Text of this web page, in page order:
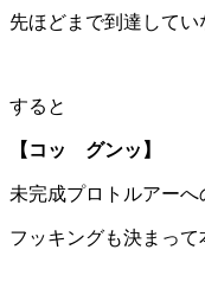
先ほどまで到達して
すると
【コッ グンッ】
未完成プロトルアー
フッキングも決まって